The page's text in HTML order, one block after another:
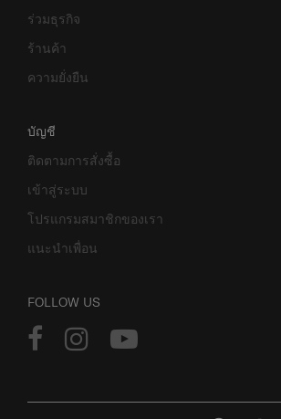
ร่วมธุรกิจ
ร้านค้า
ความยั่งยืน
บัญชี
ติดตามการสั่งซื้อ
เข้าสู่ระบบ
โปรแกรมสมาชิกของเรา
แนะนำเพื่อน
FOLLOW US